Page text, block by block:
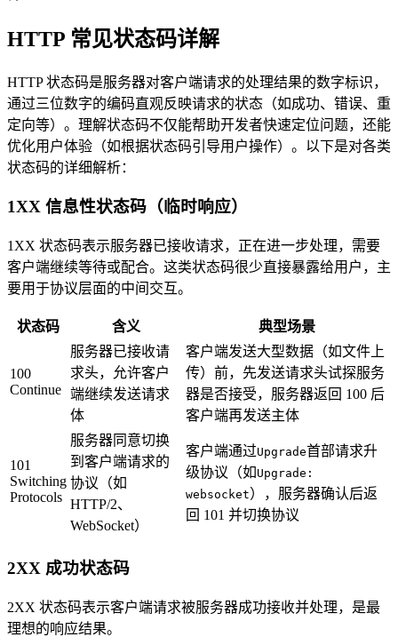
HTTP 常见状态码详解
HTTP 状态码是服务器对客户端请求的处理结果的数字标识，
通过三位数字的编码直观反映请求的状态（如成功、错误、重
定向等）。理解状态码不仅能帮助开发者快速定位问题，还能
优化用户体验（如根据状态码引导用户操作）。以下是对各类
状态码的详细解析：
1XX 信息性状态码（临时响应）
1XX 状态码表示服务器已接收请求，正在进一步处理，需要
客户端继续等待或配合。这类状态码很少直接暴露给用户，主
要用于协议层面的中间交互。
状态码 含义 典型场景
100
Continue
服务器已接收请
求头，允许客户
端继续发送请求
体
客户端发送大型数据（如文件上
传）前，先发送请求头试探服务
器是否接受，服务器返回 100 后
客户端再发送主体
101
Switching
Protocols
服务器同意切换
到客户端请求的
协议（如
HTTP/2、
WebSocket）
客户端通过Upgrade首部请求升
级协议（如 Upgrade:
websocket），服务器确认后返
回 101 并切换协议
2XX 成功状态码
2XX 状态码表示客户端请求被服务器成功接收并处理，是最
理想的响应结果。